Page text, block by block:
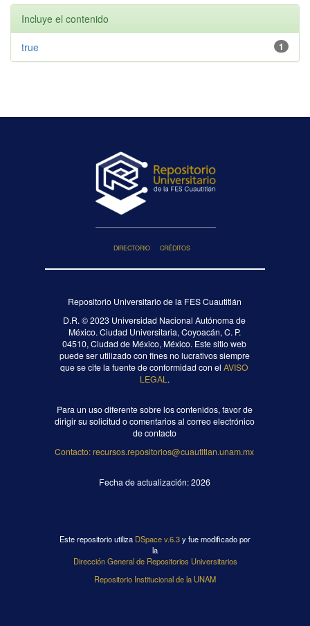
Incluye el contenido
1
true
DIRECTORIO CRÉDITOS
Repositorio Universitario de la FES Cuautitlán
D.R. ©2023 Universidad Nacional Autónoma de
México. Ciudad Universitaria, Coyoacán, C. P.
04510, Ciudad de México, México. Este sitio web
puede ser utilizado con fines no lucrativos siempre
que se cite la fuente de conformidad con elAVISO
LEGAL .
Para un uso diferente sobre los contenidos, favor de
dirigir su solicitud o comentarios al correo electrónico
de contacto
Contacto: recursos.repositorios@cuautitlan.unam.mx
Fecha de actualización:2026
Este repositorio utiliza DSpace v.6.3y fue modificado por
la
Dirección General de Repositorios Universitarios
Repositorio Institucional de la UNAM